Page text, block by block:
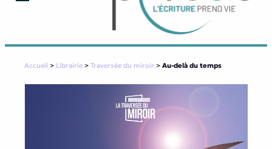
Accueil > Librairie > Traversée du miroir > Au-delà du temps